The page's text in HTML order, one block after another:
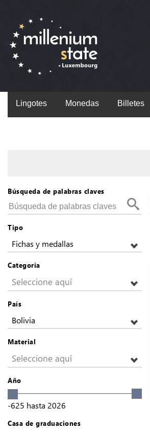
Lingotes Monedas Billetes
Búsqueda de palabras claves
Tipo
Fichas y medallas
Categoría
Seleccione aquí
País
Bolivia
Material
Seleccione aquí
Año
-625 hasta 2026
Casa de graduaciones